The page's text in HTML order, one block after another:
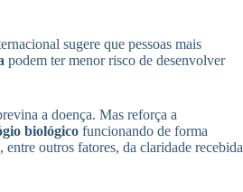
sugere que pessoas mais
podem ter menor risco de desenvolver
a doença. Mas reforça a
biológico funcionando de forma
entre outros fatores, da claridade recebida